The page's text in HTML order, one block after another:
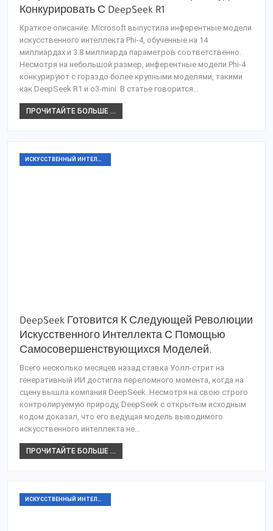
Конкурировать С DeepSeek R1
Краткое описание: Microsoft выпустила инферентные модели
искусственного интеллекта Phi-4, обученные на 14
миллиардах и 3.8 миллиарда параметров соответственно.
Несмотря на небольшой размер, инферентные модели Phi-4
конкурируют с гораздо более крупными моделями, такими
как DeepSeek R1 и o3-mini. В статье говорится…
ПРОЧИТАЙТЕ БОЛЬШЕ ...
DeepSeek Готовится К Следующей Революции
Искусственного Интеллекта С Помощью
Самосовершенствующихся Моделей.
Всего несколько месяцев назад ставка Уолл-стрит на
генеративный ИИ достигла переломного момента, когда на
сцену вышла компания DeepSeek. Несмотря на свою строго
контролируемую природу, DeepSeek с открытым исходным
кодом доказал, что его ведущая модель выводимого
искусственного интеллекта не...
ПРОЧИТАЙТЕ БОЛЬШЕ ...